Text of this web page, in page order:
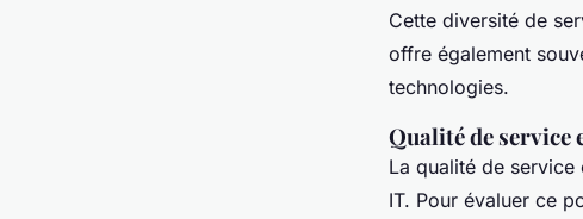
Cette diversité de
offre également
technologies.
Qualité de service
La qualité de
IT. Pour évaluer ce